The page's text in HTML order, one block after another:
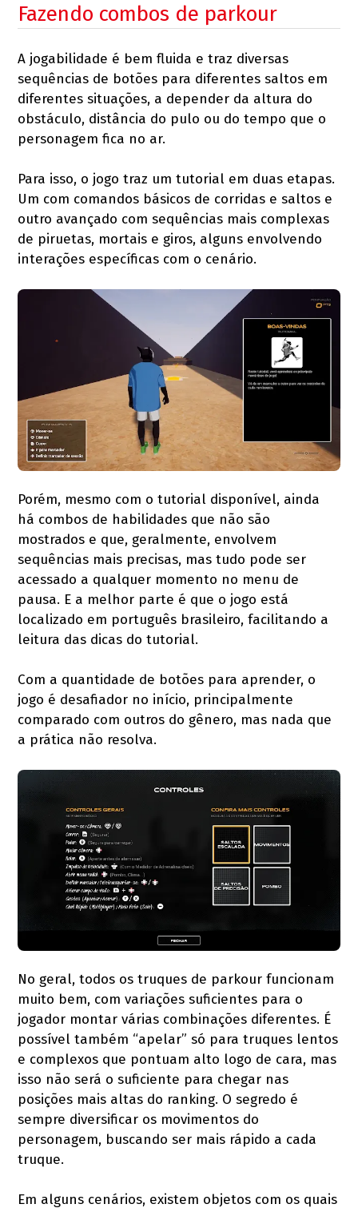
Fazendo combos de parkour
A jogabilidade é bem fluida e traz diversas
sequências de botões para diferentes saltos em
diferentes situações, a depender da altura do
obstáculo, distância do pulo ou do tempo que o
personagem fica no ar.
Para isso, o jogo traz um tutorial em duas etapas.
Um com comandos básicos de corridas e saltos e
outro avançado com sequências mais complexas
de piruetas, mortais e giros, alguns envolvendo
interações específicas com o cenário.
Porém, mesmo com o tutorial disponível, ainda
há combos de habilidades que não são
mostrados e que, geralmente, envolvem
sequências mais precisas, mas tudo pode ser
acessado a qualquer momento no menu de
pausa. E a melhor parte é que o jogo está
localizado em português brasileiro, facilitando a
leitura das dicas do tutorial.
Com a quantidade de botões para aprender, o
jogo é desafiador no início, principalmente
comparado com outros do gênero, mas nada que
a prática não resolva.
No geral, todos os truques de parkour funcionam
muito bem, com variações suficientes para o
jogador montar várias combinações diferentes. É
possível também “apelar” só para truques lentos
e complexos que pontuam alto logo de cara, mas
isso não será o suficiente para chegar nas
posições mais altas do ranking. O segredo é
sempre diversificar os movimentos do
personagem, buscando ser mais rápido a cada
truque.
Em alguns cenários, existem objetos com os quais